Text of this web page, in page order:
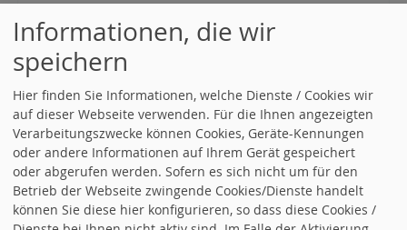
Vorstandssitzung SPD OV Nied
05.10.2026, 19:30 Uhr - 21:30 Uhr
Vorstandssitzung SPD OV Nied
02.11.2026, 19:30 Uhr - 21:30 Uhr
Vorstandssitzung SPD OV Nied
07.12.2026, 19:30 Uhr - 21:30 Uhr
Vorstandssitzung SPD OV Nied
Informationen, die wir
speichern
Hier finden Sie Informationen, welche Dienste / Cookies wir
auf dieser Webseite verwenden. Für die Ihnen angezeigten
Verarbeitungszwecke können Cookies, Geräte-Kennungen
oder andere Informationen auf Ihrem Gerät gespeichert
oder abgerufen werden. Sofern es sich nicht um für den
Betrieb der Webseite zwingende Cookies/Dienste handelt
können Sie diese hier konfigurieren, so dass diese Cookies /